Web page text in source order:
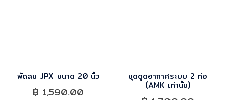
พัดลม JPX ขนาด 20 นิ้ว
฿ 1,590.00
ชุดดูดอากาศระบบ 2 ท่อ
(AMK เท่านั้น)